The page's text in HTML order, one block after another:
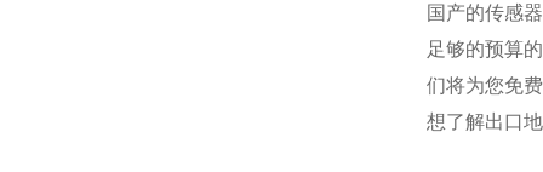
国产的传感
足够的预算
们将为您免
想了解出口